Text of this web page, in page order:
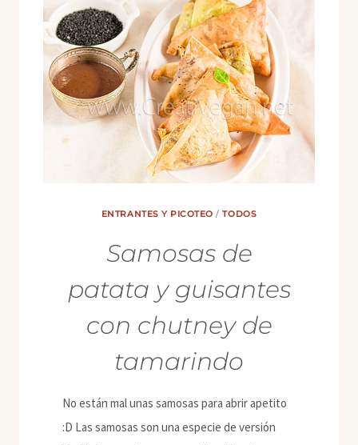
ENTRANTES Y PICOTEO /TODOS
Samosas de
patata y guisantes
con chutney de
tamarindo
No están mal unas samosas para abrir apetito
:D Las samosas son una especie de versión